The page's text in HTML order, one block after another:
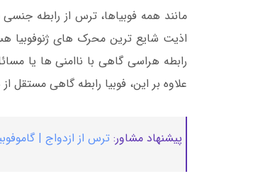
مانند همه فوبیاها، ترس از رابطه جنسی
اذیت شایع ترین محرک های ژنوفوبیا
رابطه هراسی گاهی با ناامنی ها یا
علاوه بر این، فوبیا رابطه گاهی مستقل
پیشنهاد مشاور: ترس از ازدواج |